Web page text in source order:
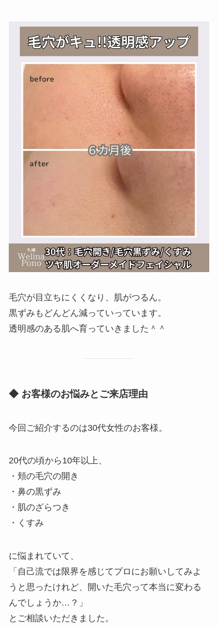
毛穴が目立ちにくくなり、肌がつるん。
黒ずみもどんどん減っていっています。
透明感のある肌へ育っていきました＾＾
◆ お客様のお悩みとご来店理由
今回ご紹介するのは30代女性のお客様。
20代の頃から10年以上、
・頬の毛穴の開き
・鼻の黒ずみ
・肌のざらつき
・くすみ
に悩まれていて、
「自己流では限界を感じてプロにお願いしてみよ
うと思ったけれど、開いた毛穴って本当に変わる
んでしょうか…？」
とご相談いただきました。